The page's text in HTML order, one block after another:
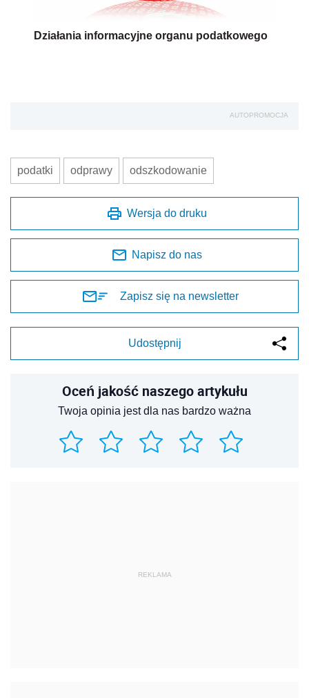
Działania informacyjne organu podatkowego
AUTOPROMOCJA
podatki odprawy odszkodowanie
Wersja do druku
Napisz do nas
Zapisz się na newsletter
Udostępnij
Oceń jakość naszego artykułu
Twoja opinia jest dla nas bardzo ważna
REKLAMA